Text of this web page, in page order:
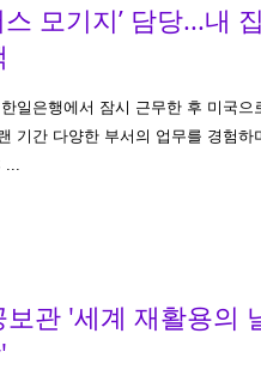
스 모기지’ 담당...내
일은행에서 잠시 근무한 후 미국으
기간 다양한 부서의 업무를 경험하
...
보관 '세계 재활용의